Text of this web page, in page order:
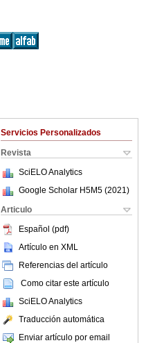
Servicios Personalizados
Revista
SciELO Analytics
Google Scholar H5M5 (2021 )
Articulo
Español (pdf)
Artículo en XML
Referencias del artículo
Como citar este artículo
SciELO Analytics
Traducción automática
Enviar artículo por email